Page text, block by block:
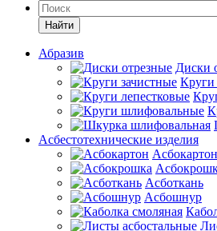
Найти
Абразив
Диски
Круги
Асбестотехнические изделия
Асбокартон
Асботкань
Асбошнур